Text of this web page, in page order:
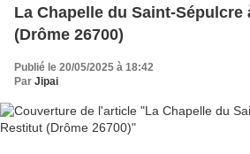
La Chapelle du Saint-Sépulcre
(Drôme 26700)
Publié le 20/05/2025 à 18:42
Par Jipai